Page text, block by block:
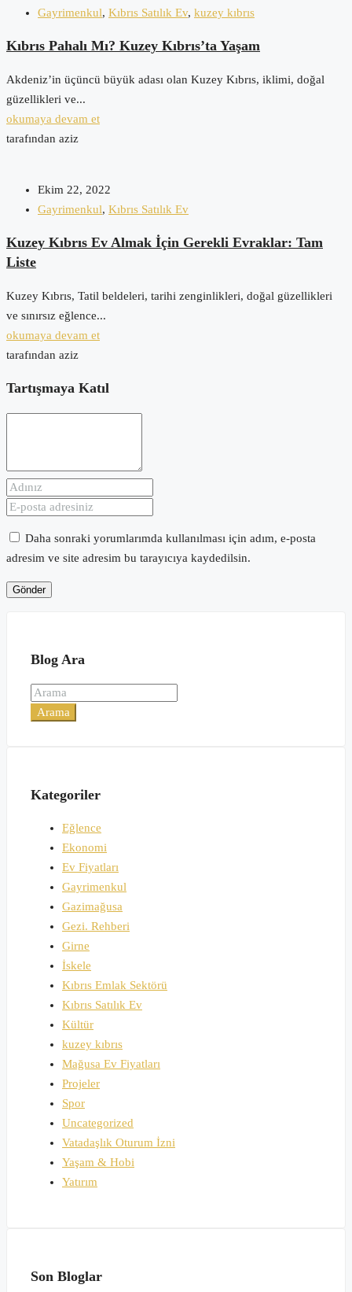
Gayrimenkul, Kıbrıs Satılık Ev, kuzey kıbrıs
Kıbrıs Pahalı Mı? Kuzey Kıbrıs’ta Yaşam
Akdeniz’in üçüncü büyük adası olan Kuzey Kıbrıs, iklimi, doğal
güzellikleri ve...
okumaya devam et
tarafından aziz
Ekim 22, 2022
Gayrimenkul, Kıbrıs Satılık Ev
Kuzey Kıbrıs Ev Almak İçin Gerekli Evraklar: Tam
Liste
Kuzey Kıbrıs, Tatil beldeleri, tarihi zenginlikleri, doğal güzellikleri
ve sınırsız eğlence...
okumaya devam et
tarafından aziz
Tartışmaya Katıl
Daha sonraki yorumlarımda kullanılması için adım, e-posta
adresim ve site adresim bu tarayıcıya kaydedilsin.
Blog Ara
Arama
Kategoriler
Eğlence
Ekonomi
Ev Fiyatları
Gayrimenkul
Gazimağusa
Gezi. Rehberi
Girne
İskele
Kıbrıs Emlak Sektörü
Kıbrıs Satılık Ev
Kültür
kuzey kıbrıs
Mağusa Ev Fiyatları
Projeler
Spor
Uncategorized
Vatadaşlık Oturum İzni
Yaşam & Hobi
Yatırım
Son Bloglar